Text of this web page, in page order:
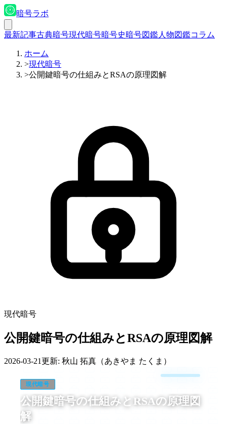
暗号ラボ
最新記事古典暗号現代暗号暗号史暗号図鑑人物図鑑コラム
ホーム
>現代暗号
>公開鍵暗号の仕組みとRSAの原理図解
現代暗号
公開鍵暗号の仕組みとRSAの原理図解
2026-03-21更新: 秋山 拓真（あきやま たくま）
現代暗号
公開鍵暗号の仕組みとRSAの原理図
解